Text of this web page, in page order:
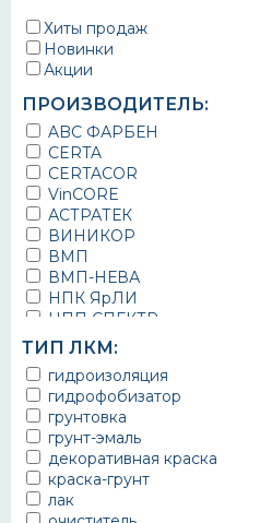
Хиты продаж
Новинки
Акции
ПРОИЗВОДИТЕЛЬ:
ABC ФАРБЕН
CERTA
CERTACOR
VinCORE
АСТРАТЕК
ВИНИКОР
ВМП
ВМП-НЕВА
НПК ЯрЛИ
НПП СПЕКТР
НПФ ЭМАЛЬ
ТЕРМА
УРЕПЛЕН
ТИП ЛКМ:
гидроизоляция
гидрофобизатор
грунтовка
грунт-эмаль
декоративная краска
краска-грунт
лак